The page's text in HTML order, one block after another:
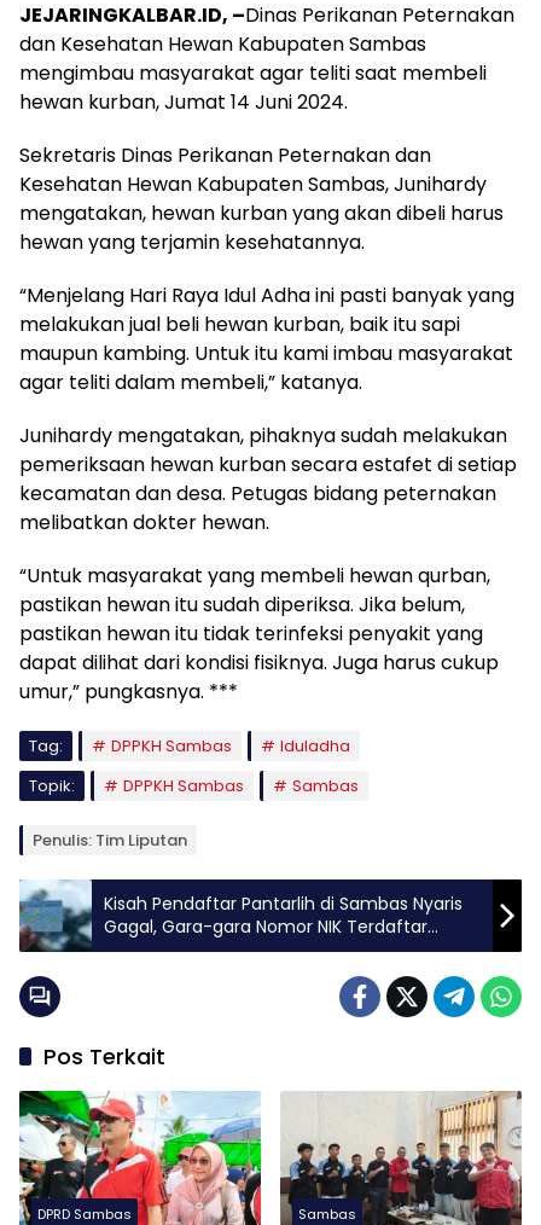
JEJARINGKALBAR.ID, –Dinas Perikanan Peternakan
dan Kesehatan Hewan Kabupaten Sambas
mengimbau masyarakat agar teliti saat membeli
hewan kurban, Jumat 14 Juni 2024.
Sekretaris Dinas Perikanan Peternakan dan
Kesehatan Hewan Kabupaten Sambas, Junihardy
mengatakan, hewan kurban yang akan dibeli harus
hewan yang terjamin kesehatannya.
“Menjelang Hari Raya Idul Adha ini pasti banyak yang
melakukan jual beli hewan kurban, baik itu sapi
maupun kambing. Untuk itu kami imbau masyarakat
agar teliti dalam membeli,” katanya.
Junihardy mengatakan, pihaknya sudah melakukan
pemeriksaan hewan kurban secara estafet di setiap
kecamatan dan desa. Petugas bidang peternakan
melibatkan dokter hewan.
“Untuk masyarakat yang membeli hewan qurban,
pastikan hewan itu sudah diperiksa. Jika belum,
pastikan hewan itu tidak terinfeksi penyakit yang
dapat dilihat dari kondisi fisiknya. Juga harus cukup
umur,” pungkasnya. ***
Tag: DPPKH Sambas
Iduladha
Topik:
DPPKH Sambas Sambas
Penulis: Tim Liputan
Kisah Pendaftar Pantarlih di Sambas Nyaris
Gagal, Gara-gara Nomor NIK Terdaftar
Sebagai Pendukung Bacalon Independen
Pos Terkait
DPRD Sambas Sambas